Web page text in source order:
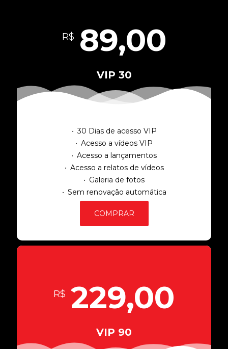
R$ 89,00
VIP 30
30 Dias de acesso VIP
Acesso a vídeos VIP
Acesso a lançamentos
Acesso a relatos de vídeos
Galeria de fotos
Sem renovação automática
COMPRAR
R$ 229,00
VIP 90